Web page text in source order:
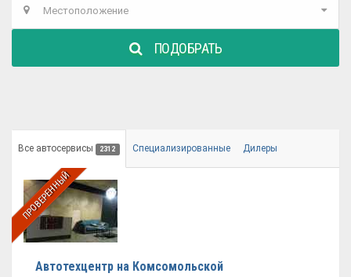
Местоположение
ПОДОБРАТЬ
Все автосервисы 2312 Специализированные Дилеры
ПРОВЕРЕННЫЙ
Автотехцентр на Комсомольской